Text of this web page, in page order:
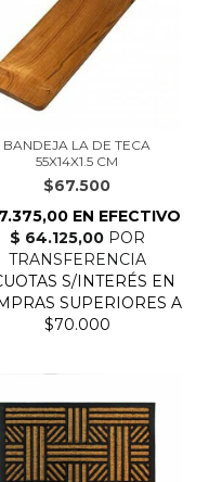
BANDEJA LA DE TECA
55X14X1.5 CM
$67.500